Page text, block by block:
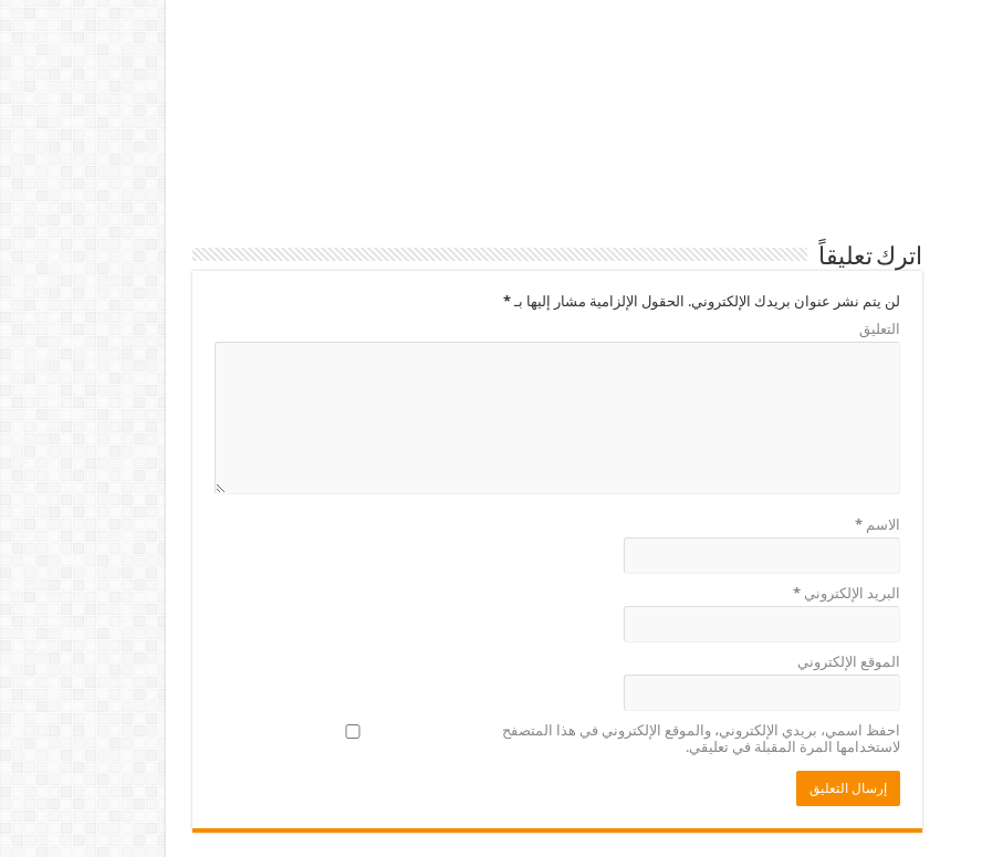
اترك تعليقاً
لن يتم نشر عنوان بريدك الإلكتروني. الحقول الإلزامية مشار إليها بـ*
التعليق
الاسم*
البريد الإلكتروني*
الموقع الإلكتروني
احفظ اسمي، بريدي الإلكتروني، والموقع الإلكتروني في هذا المتصفح
لاستخدامها المرة المقبلة في تعليقي.